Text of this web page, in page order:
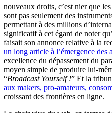
nouveaux droits, c’est nier que
sont pas seulement des
permettant à des millions
significatif à cet égard de noter
faisait son annonce relative à la
un long article à l’émergence des
excellence du dépassement du
moyen simple de produire lui-
“Broadcast Yourself !” Et la
aux makers, pro-amateurs,
croissant des frontières en ligne.